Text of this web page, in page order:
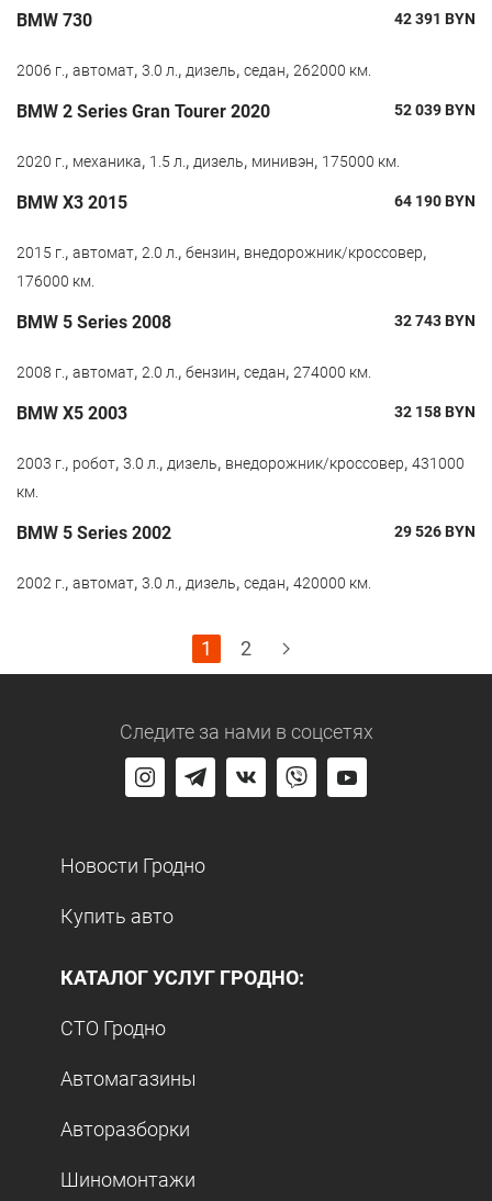
BMW 730 42 391 BYN
2006 г., автомат, 3.0 л., дизель, седан, 262000 км.
BMW 2 Series Gran Tourer 2020 52 039BYN
2020 г., механика, 1.5 л., дизель, минивэн, 175000 км.
BMW X3 2015 64 190BYN
2015 г., автомат, 2.0 л., бензин, внедорожник/кроссовер,
176000 км.
BMW 5 Series 2008 32 743BYN
2008 г., автомат, 2.0 л., бензин, седан, 274000 км.
BMW X5 2003 32 158BYN
2003 г., робот, 3.0 л., дизель, внедорожник/кроссовер, 431000
км.
BMW 5 Series 2002 29 526BYN
2002 г., автомат, 3.0 л., дизель, седан, 420000 км.
1 2
Следите за нами в соцсетях
Новости Гродно
Купить авто
КАТАЛОГ УСЛУГ ГРОДНО:
СТО Гродно
Автомагазины
Авторазборки
Шиномонтажи